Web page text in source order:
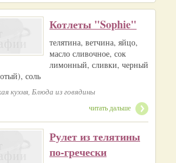
Котлеты "Sophie"
телятина, ветчина, яйцо,
масло сливочное, сок
лимонный, сливки, черный
соль
кухня, Блюда из говядины
читать дальше
Рулет из телятины
по-гречески